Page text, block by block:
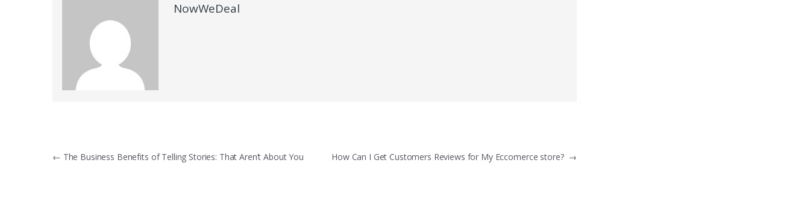
NowWeDeal
Post
← The Business Benefits of Telling Stories: That Aren’t About You How Can I Get Customers Reviews for My Eccomerce store? →